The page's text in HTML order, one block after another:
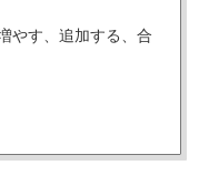
やす、追加する、合